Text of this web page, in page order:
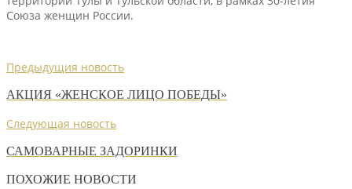
Союза женщин России.
Предыдущия новость
АКЦИЯ «ЖЕНСКОЕ ЛИЦО ПОБЕДЫ»
Следующая новость
САМОВАРНЫЕ ЗАДОРИНКИ
ПОХОЖИЕ НОВОСТИ